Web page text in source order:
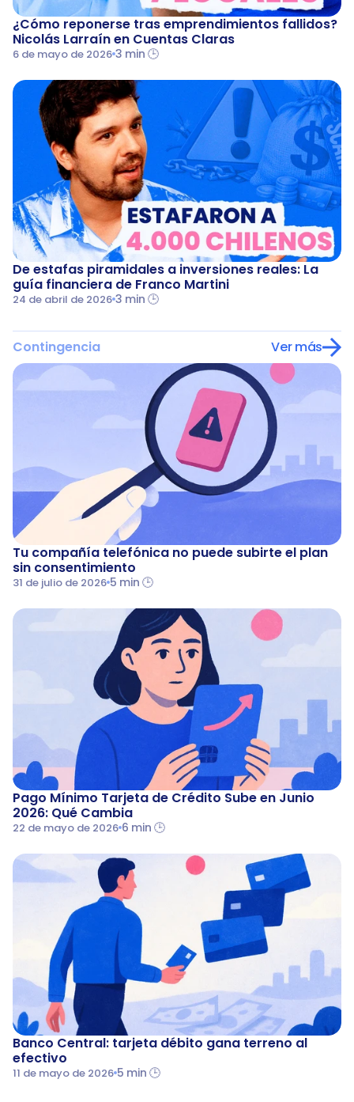
¿Cómo reponerse tras emprendimientos fallidos?
Nicolás Larraín en Cuentas Claras
6 de mayo de 2026 3 min 🕒
De estafas piramidales a inversiones reales: La
guía financiera de Franco Martini
24 de abril de 2026 3 min 🕒
Contingencia Ver más
Tu compañía telefónica no puede subirte el plan
sin consentimiento
31 de julio de 2026 5 min 🕒
Pago Mínimo Tarjeta de Crédito Sube en Junio
2026: Qué Cambia
22 de mayo de 2026 6 min 🕒
Banco Central: tarjeta débito gana terreno al
efectivo
11 de mayo de 2026 5 min 🕒